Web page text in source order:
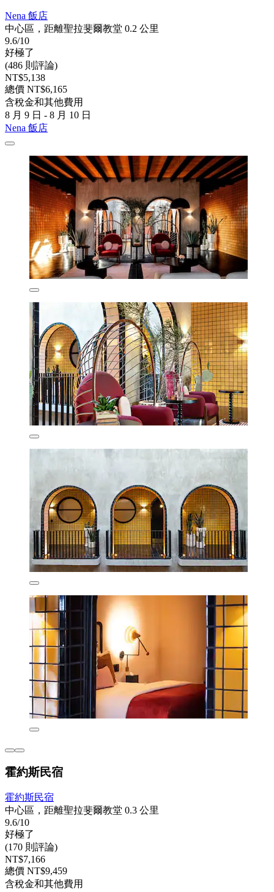
Nena 飯店
中心區，距離聖拉斐爾教堂 0.2 公里
9.6/10
好極了
(486 則評論)
NT$5,138
總價 NT$6,165
含稅金和其他費用
8 月 9 日 - 8 月 10 日
Nena 飯店
霍約斯民宿
霍約斯民宿
中心區，距離聖拉斐爾教堂 0.3 公里
9.6/10
好極了
(170 則評論)
NT$7,166
總價 NT$9,459
含稅金和其他費用